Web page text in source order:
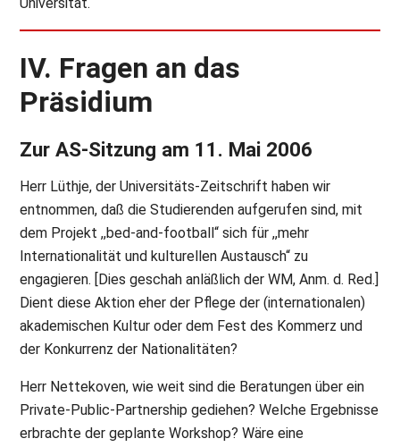
IV. Fragen an das
Präsidium
Zur AS-Sitzung am 11. Mai 2006
Herr Lüthje, der Universitäts-Zeitschrift haben wir
entnommen, daß die Studierenden aufgerufen sind, mit
dem Projekt ,,bed-and-football“ sich für ,,mehr
Internationalität und kulturellen Austausch“ zu
engagieren. [Dies geschah anläßlich der WM, Anm. d. Red.]
Dient diese Aktion eher der Pflege der (internationalen)
akademischen Kultur oder dem Fest des Kommerz und
der Konkurrenz der Nationalitäten?
Herr Nettekoven, wie weit sind die Beratungen über ein
Private-Public-Partnership gediehen? Welche Ergebnisse
erbrachte der geplante Workshop? Wäre eine